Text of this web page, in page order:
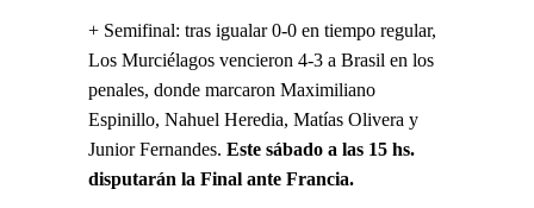
+ Semifinal: tras igualar 0-0 en tiempo regular,
Los Murciélagos vencieron 4-3 a Brasil en los
penales, donde marcaron Maximiliano
Espinillo, Nahuel Heredia, Matías Olivera y
Junior Fernandes. Este sábado a las 15 hs.
disputarán la Final ante Francia.